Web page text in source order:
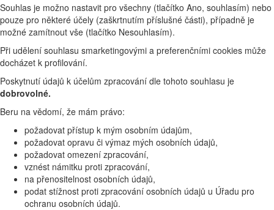
Souhlas je možno nastavit pro všechny (tlačítko Ano, souhlasím) nebo
pouze pro některé účely (zaškrtnutím příslušné části), případně je
možné zamítnout vše (tlačítko Nesouhlasím).
Při udělení souhlasu smarketingovými a preferenčními cookies může
docházet k profilování.
Poskytnutí údajů k účelům zpracování dle tohoto souhlasu je
dobrovolné.
Beru na vědomí, že mám právo:
požadovat přístup k mým osobním údajům,
požadovat opravu či výmaz mých osobních údajů,
požadovat omezení zpracování,
vznést námitku proti zpracování,
na přenositelnost osobních údajů,
podat stížnost proti zpracování osobních údajů u Úřadu pro
ochranu osobních údajů.